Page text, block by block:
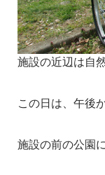
施設の近辺は自
この日は、午後
施設の前の公園